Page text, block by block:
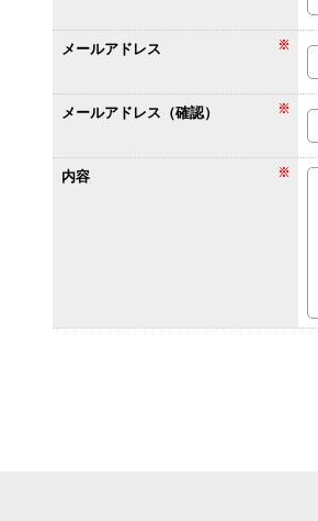
メールアドレス
メールアドレス（確認）
内容